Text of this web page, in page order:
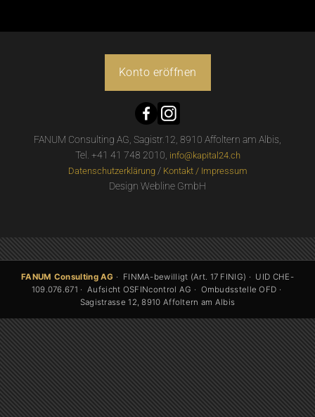
Konto eröffnen
FANUM Consulting AG, Sagistr.12, 8910 Affoltern am Albis,
Tel. +41 41 748 2010, info@kapital24.ch
Datenschutzerklärung/ Kontakt / Impressum
Design Webline GmbH
FANUM Consulting AG · FINMA-bewilligt (Art. 17 FINIG) · UID CHE-
109.076.671 · Aufsicht OSFINcontrol AG · Ombudsstelle OFD ·
Sagistrasse 12, 8910 Affoltern am Albis